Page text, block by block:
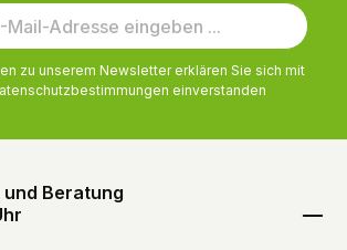
zu unserem Newsletter erklären Sie sich mit
einverstanden
Beratung